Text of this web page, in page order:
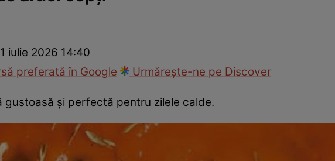
legume
iulie 2026 14:40
preferată în Google
Urmărește-ne pe Discover
gustoasă şi perfectă pentru zilele calde.